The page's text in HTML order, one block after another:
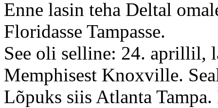
Enne lasin teha Deltal
Floridasse Tampasse.
See oli selline: 24. aprillil,
Memphisest Knoxville.
Lõpuks siis Atlanta